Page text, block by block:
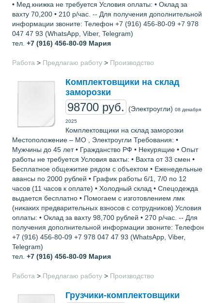
• Мед.книжка не требуется Условия оплаты: • Оклад за
вахту 70,200 • 210 р/час. -- Для получения дополнительной
информации звоните: Телефон +7 (916) 456-80-09 +7 978
047 47 93 (WhatsApp, Viber, Telegram)
тел. +7 (916) 456-80-09 Мария
Работа > Предлагаю работу > Производство
Комплектовщики на склад
заморозки
98700 руб. (Электроугли) 08 декабря
2025
Комплектовщики на склад заморозки
Местоположение – МО , Электроугли Требования: •
Мужчины до 45 лет • Гражданство РФ • Некурящие • Опыт
работы не требуется Условия вахты: • Вахта от 33 смен •
Бесплатное общежитие рядом с объектом • Еженедельные
авансы по 2000 рублей • График работы 6/1, 7/0 по 12
часов (11 часов к оплате) • Холодный склад • Спецодежда
выдается бесплатно • Помогаем с изготовлением лмк
(никаких предварительных взносов с сотрудников) Условия
оплаты: • Оклад за вахту 98,700 рублей • 270 р/час. -- Для
получения дополнительной информации звоните: Телефон
+7 (916) 456-80-09 +7 978 047 47 93 (WhatsApp, Viber,
Telegram)
тел. +7 (916) 456-80-09 Мария
Работа > Предлагаю работу > Производство
Грузчики-комплектовщики